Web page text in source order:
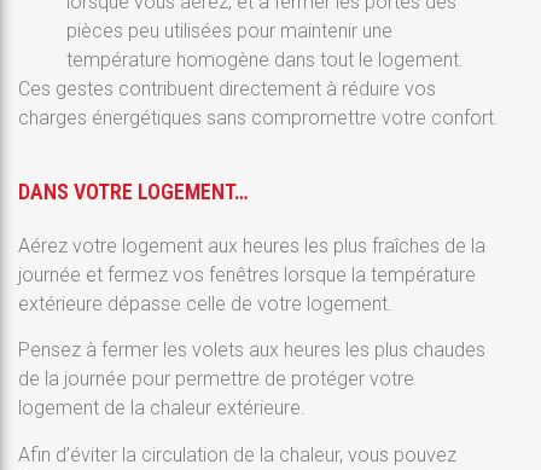
pièces peu utilisées pour maintenir une
température homogène dans tout le logement.
Ces gestes contribuent directement à réduire vos
charges énergétiques sans compromettre votre confort.
DANS VOTRE LOGEMENT…
Aérez votre logement aux heures les plus fraîches de la
journée et fermez vos fenêtres lorsque la température
extérieure dépasse celle de votre logement.
Pensez à fermer les volets aux heures les plus chaudes
de la journée pour permettre de protéger votre
logement de la chaleur extérieure.
Afin d’éviter la circulation de la chaleur, vous pouvez